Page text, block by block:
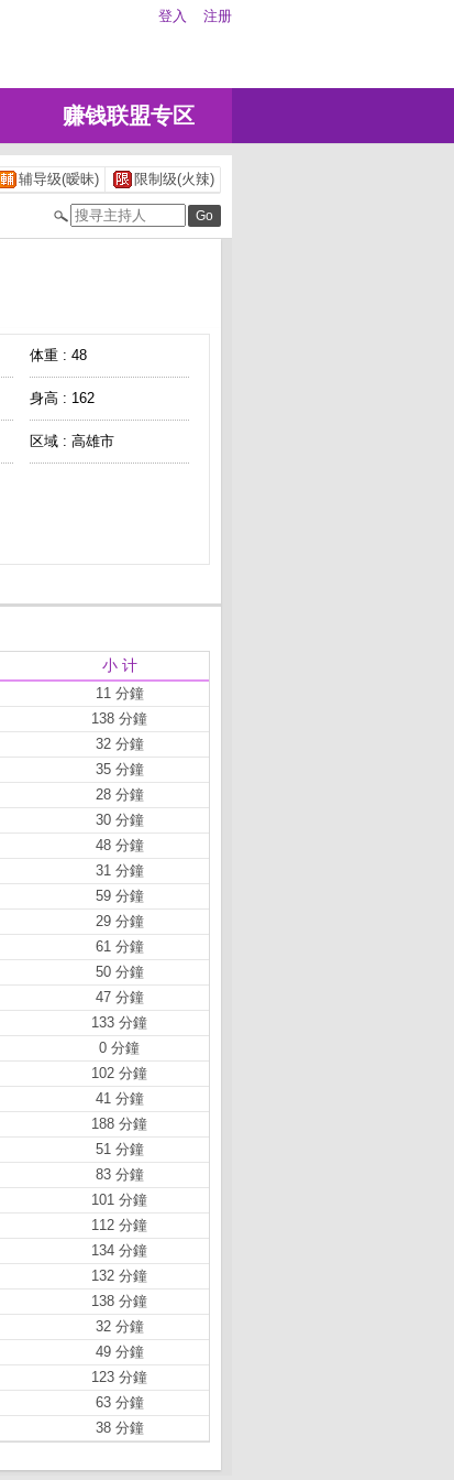
登入 注册
赚钱联盟专区
辅导级(暧昧) 限制级(火辣)
体重 : 48
身高 : 162
区域 : 高雄市
小 计
11 分鐘
138 分鐘
32 分鐘
35 分鐘
28 分鐘
30 分鐘
48 分鐘
31 分鐘
59 分鐘
29 分鐘
61 分鐘
50 分鐘
47 分鐘
133 分鐘
0 分鐘
102 分鐘
41 分鐘
188 分鐘
51 分鐘
83 分鐘
101 分鐘
112 分鐘
134 分鐘
132 分鐘
138 分鐘
32 分鐘
49 分鐘
123 分鐘
63 分鐘
38 分鐘